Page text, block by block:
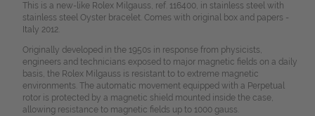
This is a new-like Rolex Milgauss, ref. 116400, in stainless steel with
stainless steel Oyster bracelet. Comes with original box and papers -
Italy 2012.
Originally developed in the 1950s in response from physicists,
engineers and technicians exposed to major magnetic fields on a daily
basis, the Rolex Milgauss is resistant to to extreme magnetic
environments. The automatic movement equipped with a Perpetual
rotor is protected by a magnetic shield mounted inside the case,
allowing resistance to magnetic fields up to 1000 gauss.